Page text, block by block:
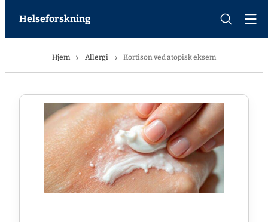
Helseforskning
Hjem Allergi Kortison ved atopisk eksem